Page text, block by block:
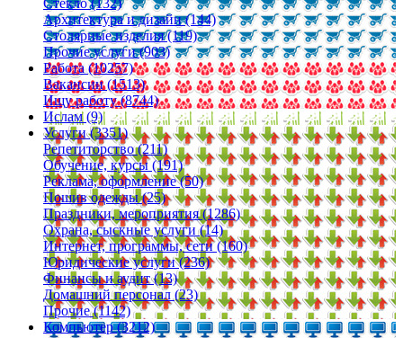
Стекло (132)
Архитектура и дизайн (144)
Столярные изделия (119)
Прочие услуги (903)
Работа (10257)
Вакансии (1513)
Ищу работу (8744)
Ислам (9)
Услуги (3351)
Репетиторство (211)
Обучение, курсы (191)
Реклама, оформление (50)
Пошив одежды (25)
Праздники, мероприятия (1286)
Охрана, сыскные услуги (14)
Интернет, программы, сети (160)
Юридические услуги (236)
Финансы и аудит (13)
Домашний персонал (23)
Прочие (1142)
Компьютер (3212)